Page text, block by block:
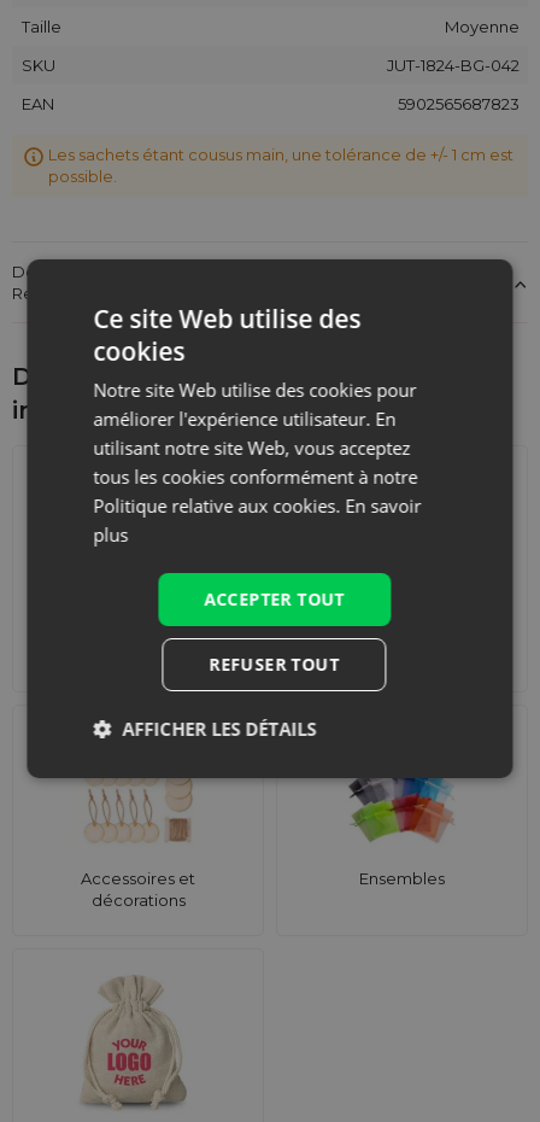
Taille
Moyenne
SKU
JUT-1824-BG-042
EAN
5902565687823
Les sachets étant cousus main, une tolérance de +/- 1 cm est
possible.
Détails sur la conformité du produit aux réglementations :
Responsabilité du produit
Découvrez ce qui pourrait vous
intéresser d'autre
Calendriers de l'Avent
Sacs de courses avec
Accessoires et
décorations
Ensembles
Ce site Web utilise des
cookies
Notre site Web utilise des cookies pour
améliorer l'expérience utilisateur. En
utilisant notre site Web, vous acceptez
tous les cookies conformément à notre
Politique relative aux cookies. En savoir
plus
ACCEPTER TOUT
REFUSER TOUT
AFFICHER LES DÉTAILS